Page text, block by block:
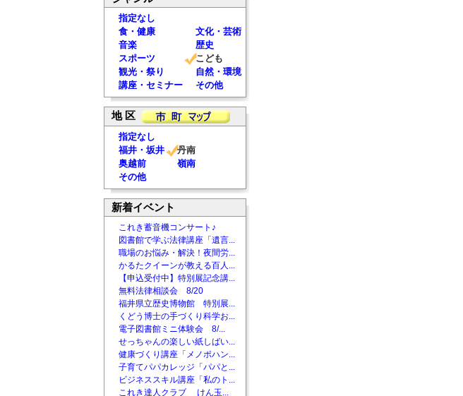
指定なし
食・健康
文化・芸術
音楽
歴史
スポーツ
こども
観光・祭り
自然・環境
講座・セミナー
その他
地 区
指定なし
福井・坂井
丹南
奥越前
嶺南
その他
新着イベント
これき蓄音機コンサート♪
図書館で学ぶ法律講座「遺言...
職場のお悩み・解決！夜間労...
かるたクイーンが教える百人...
【申込受付中】特別展記念講...
無料法律相談会 8/20
福井県立歴史博物館 特別展...
くどう博士の手づくり科学お...
電子図書館ミニ体験会 8/...
せっちゃんの楽しい紙しばい...
健康づくり講座「メノポハン...
子育てパパカレッジ「パパと...
ビジネススキル講座「私のト...
これき達人クラブ けん玉...